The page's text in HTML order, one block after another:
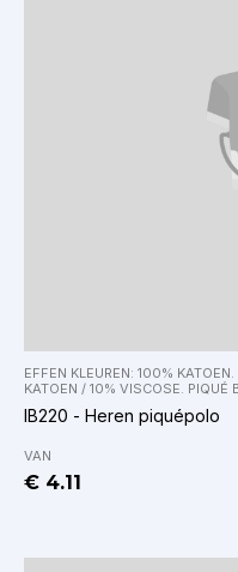
EFFEN KLEUREN: 100%
KATOEN / 10% VISCOSE. PIQUÉ
IB220 - Heren piquépolo
VAN
€ 4.11